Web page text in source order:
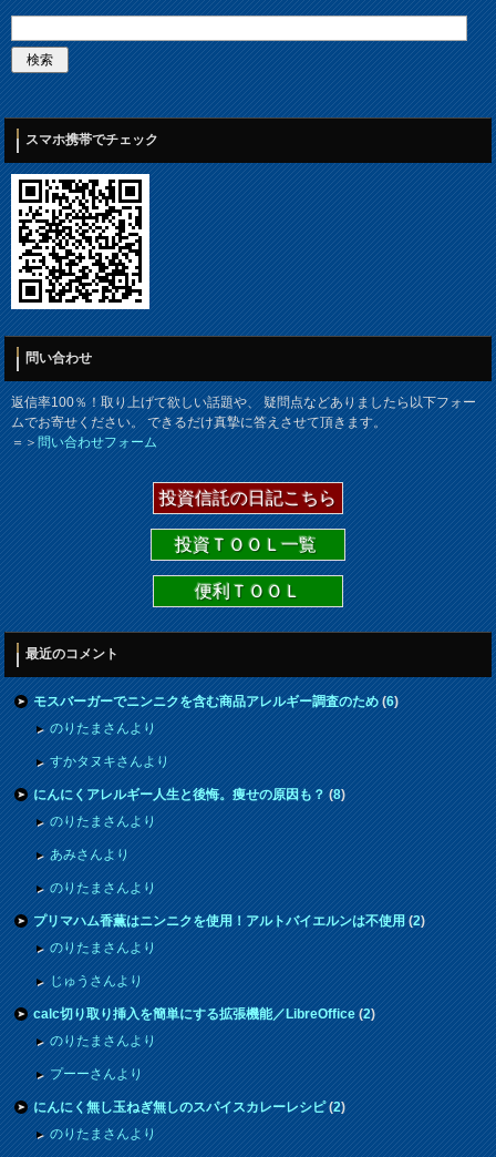
スマホ携帯でチェック
問い合わせ
返信率100％！取り上げて欲しい話題や、 疑問点などありましたら以下フォー
ムでお寄せください。 できるだけ真摯に答えさせて頂きます。
＝＞問い合わせフォーム
投資信託の日記こちら
投資ＴＯＯＬ一覧
便利ＴＯＯＬ
最近のコメント
モスバーガーでニンニクを含む商品アレルギー調査のため(6)
のりたまさんより
すかタヌキさんより
にんにくアレルギー人生と後悔。痩せの原因も？(8)
のりたまさんより
あみさんより
のりたまさんより
プリマハム香薫はニンニクを使用！アルトバイエルンは不使用(2)
のりたまさんより
じゅうさんより
calc切り取り挿入を簡単にする拡張機能／LibreOffice(2)
のりたまさんより
プーーさんより
にんにく無し玉ねぎ無しのスパイスカレーレシピ(2)
のりたまさんより